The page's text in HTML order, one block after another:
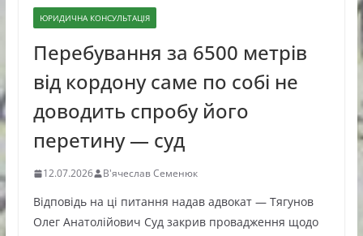
ЮРИДИЧНА КОНСУЛЬТАЦІЯ
Перебування за 6500 метрів
від кордону саме по собі не
доводить спробу його
перетину — суд
12.07.2026 В'ячеслав Семенюк
Відповідь на ці питання надав адвокат — Тягунов
Олег Анатолійович Суд закрив провадження щодо